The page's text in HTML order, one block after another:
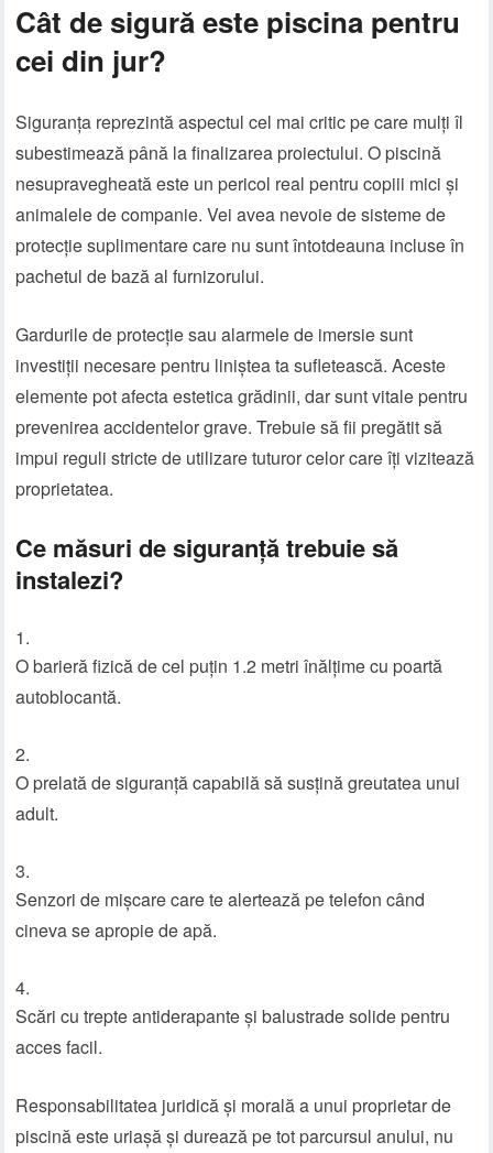
Cât de sigură este piscina pentru
cei din jur?
Siguranța reprezintă aspectul cel mai critic pe care mulți îl
subestimează până la finalizarea proiectului. O piscină
nesupravegheată este un pericol real pentru copiii mici și
animalele de companie. Vei avea nevoie de sisteme de
protecție suplimentare care nu sunt întotdeauna incluse în
pachetul de bază al furnizorului.
Gardurile de protecție sau alarmele de imersie sunt
investiții necesare pentru liniștea ta sufletească. Aceste
elemente pot afecta estetica grădinii, dar sunt vitale pentru
prevenirea accidentelor grave. Trebuie să fii pregătit să
impui reguli stricte de utilizare tuturor celor care îți vizitează
proprietatea.
Ce măsuri de siguranță trebuie să
instalezi?
O barieră fizică de cel puțin 1.2 metri înălțime cu poartă
autoblocantă.
O prelată de siguranță capabilă să susțină greutatea unui
adult.
Senzori de mișcare care te alertează pe telefon când
cineva se apropie de apă.
Scări cu trepte antiderapante și balustrade solide pentru
acces facil.
Responsabilitatea juridică și morală a unui proprietar de
piscină este uriașă și durează pe tot parcursul anului, nu